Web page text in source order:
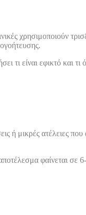
χρησιμοποιούν
είναι εφικτό και τι
ή μικρές ατέλειες
φαίνεται σε